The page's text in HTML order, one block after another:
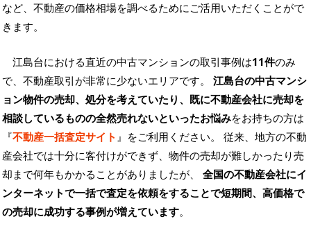
など、不動産の価格相場を調べるためにご活用いただくことがで
きます。
江島台における直近の中古マンションの取引事例は11件のみ
で、不動産取引が非常に少ないエリアです。 江島台の中古マンシ
ョン物件の売却、処分を考えていたり、既に不動産会社に売却を
相談しているものの全然売れないといったお悩みをお持ちの方は
『不動産一括査定サイト 』をご利用ください。 従来、地方の不動
産会社では十分に客付けができず、物件の売却が難しかったり売
却まで何年もかかることがありましたが、 全国の不動産会社にイ
ンターネットで一括で査定を依頼をすることで短期間、高価格で
の売却に成功する事例が増えています。